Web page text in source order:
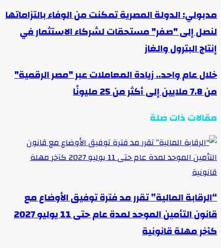
مدبولي: الدولة المصرية تمكنت من الوفاء بالتزاماتها
لنصل إلى "صفر" مستحقات لشركاء الاستثمار في
إنتاج البترول والغاز
خلال عام واحد.. زيادة المعاملات عبر "مصر الرقمية"
من 7.8 ملايين إلى أكثر من 25 مليونًا
مقالات ذات صلة
“الرقابة المالية” تقرر مد فترة توفيق الأوضاع مع
قانون التأمين الموحد لمدة عام حتى 11 يوليو 2027
كآخر مهلة قانونية